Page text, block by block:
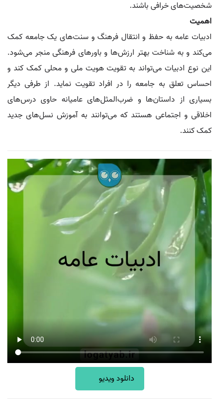
شخصیت‌های خرافی باشند.
اهمیت
ادبیات عامه به حفظ و انتقال فرهنگ و سنت‌های یک جامعه کمک
می‌کند و به شناخت بهتر ارزش‌ها و باورهای فرهنگی منجر می‌شود.
این نوع ادبیات می‌تواند به تقویت هویت ملی و محلی کمک کند و
احساس تعلق به جامعه را در افراد تقویت نماید. از طرفی دیگر
بسیاری از داستان‌ها و ضرب‌المثل‌های عامیانه حاوی درس‌های
اخلاقی و اجتماعی هستند که می‌توانند به آموزش نسل‌های جدید
کمک کنند.
دانلود ویدیو